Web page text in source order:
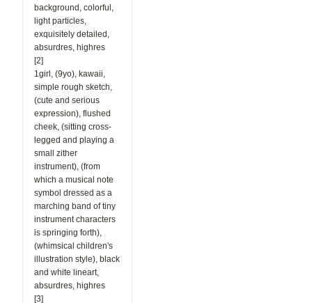
background, colorful,
light particles,
exquisitely detailed,
absurdres, highres
[2]
1girl, (9yo), kawaii,
simple rough sketch,
(cute and serious
expression), flushed
cheek, (sitting cross-
legged and playing a
small zither
instrument), (from
which a musical note
symbol dressed as a
marching band of tiny
instrument characters
is springing forth),
(whimsical children's
illustration style), black
and white lineart,
absurdres, highres
[3]